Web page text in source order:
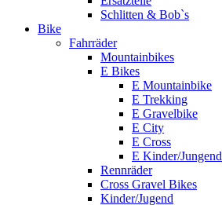
Schlitten & Bob`s
Bike
Fahrräder
Mountainbikes
E Bikes
E Mountainbike
E Trekking
E Gravelbike
E City
E Cross
E Kinder/Jungend
Rennräder
Cross Gravel Bikes
Kinder/Jugend